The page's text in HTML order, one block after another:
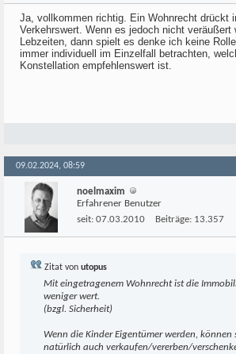
Ja, vollkommen richtig. Ein Wohnrecht drückt
Verkehrswert. Wenn es jedoch nicht veräußert
Lebzeiten, dann spielt es denke ich keine
immer individuell im Einzelfall betrachten,
Konstellation empfehlenswert ist.
09.02.2024, 08:59
noelmaxim
Erfahrener Benutzer
seit: 07.03.2010 Beiträge: 13.357
Zitat von utopus
Mit eingetragenem Wohnrecht ist die
weniger wert.
(bzgl. Sicherheit)
Wenn die Kinder Eigentümer werden, können
natürlich auch verkaufen/vererben/